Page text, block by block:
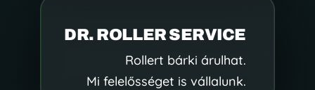
DR. ROLLER SERVICE
Rollert bárki árulhat.
Mi felelősséget is vállalunk.